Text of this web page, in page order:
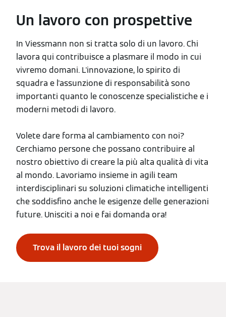
Un lavoro con prospettive
In Viessmann non si tratta solo di un lavoro. Chi
lavora qui contribuisce a plasmare il modo in cui
vivremo domani. L'innovazione, lo spirito di
squadra e l'assunzione di responsabilità sono
importanti quanto le conoscenze specialistiche e i
moderni metodi di lavoro.
Volete dare forma al cambiamento con noi?
Cerchiamo persone che possano contribuire al
nostro obiettivo di creare la più alta qualità di vita
al mondo. Lavoriamo insieme in agili team
interdisciplinari su soluzioni climatiche intelligenti
che soddisfino anche le esigenze delle generazioni
future. Unisciti a noi e fai domanda ora!
Trova il lavoro dei tuoi sogni